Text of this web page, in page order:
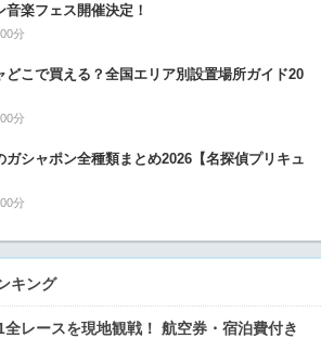
音楽フェス開催決定！
分
どこで買える？全国エリア別設置場所ガイド20
分
ガシャポン全種類まとめ2026【名探偵プリキュ
分
キング
レースを現地観戦！ 航空券・宿泊費付き